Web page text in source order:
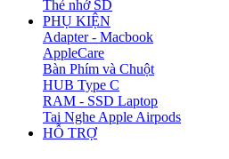
Thẻ nhớ SD
PHỤ KIỆN
Adapter - Macbook
AppleCare
Bàn Phím và Chuột
HUB Type C
RAM - SSD Laptop
Tai Nghe Apple Airpods
HỖ TRỢ